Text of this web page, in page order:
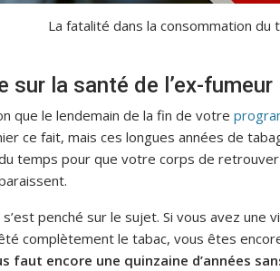
La fatalité dans la consommation du
sur la santé de l’ex-fumeur
que le lendemain de la fin de votre
ce fait, mais ces longues années de
temps pour que votre corps de
penché sur le sujet. Si vous avez une
complètement le tabac, vous êtes
faut encore une quinzaine d’années